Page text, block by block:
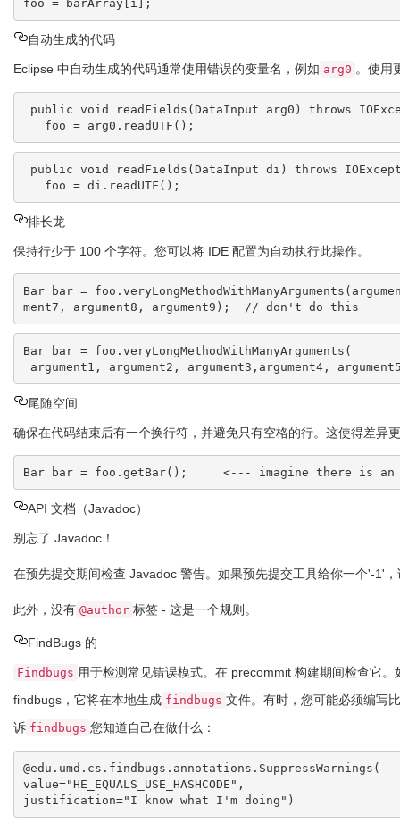
自动生成的代码
Eclipse 中自动生成的代码通常使用错误的变量名，例如 arg0 。使用
排长龙
保持行少于 100 个字符。您可以将 IDE 配置为自动执行此操作。
Bar bar =
Bar bar = foo.veryLongMethodWithManyArguments(
尾随空间
确保在代码结束后有一个换行符，并避免只有空格的行。这使得差异
API 文档（Javadoc）
别忘了 Javadoc！
在预先提交期间检查 Javadoc 警告。如果预先提交工具给你一个'-1'
此外，没有 @author 标签 - 这是一个规则。
FindBugs 的
Findbugs 用于检测常见错误模式。在 precommit 构建期间检查它
findbugs，它将在本地生成 findbugs 文件。有时，您可能必须编写比
诉 findbugs 您知道自己在做什么：
@edu.umd.cs.findbugs.annotations.SuppressWarnings(
value="HE_EQUALS_USE_HASHCODE",